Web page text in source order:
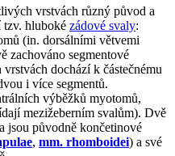
vrstvách různý původ a
hluboké zádové svaly:
(in. dorsálními větvemi
zachováno segmentové
dochází k částečnému
i více segmentů.
výběžků myotomů,
mezižeberním svalům). Dvě
jsou původně končetinové
, mm. rhomboidei) a své